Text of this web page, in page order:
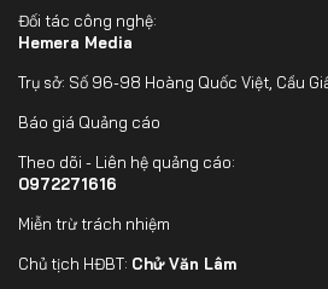
Đối tác công nghệ:
Hemera Media
Trụ sở: Số 96-98 Hoàng Quốc Việt, Cầu
Báo giá Quảng cáo
Theo dõi - Liên hệ quảng cáo:
0972271616
Miễn trừ trách nhiệm
Chủ tịch HĐBT: Chử Văn Lâm